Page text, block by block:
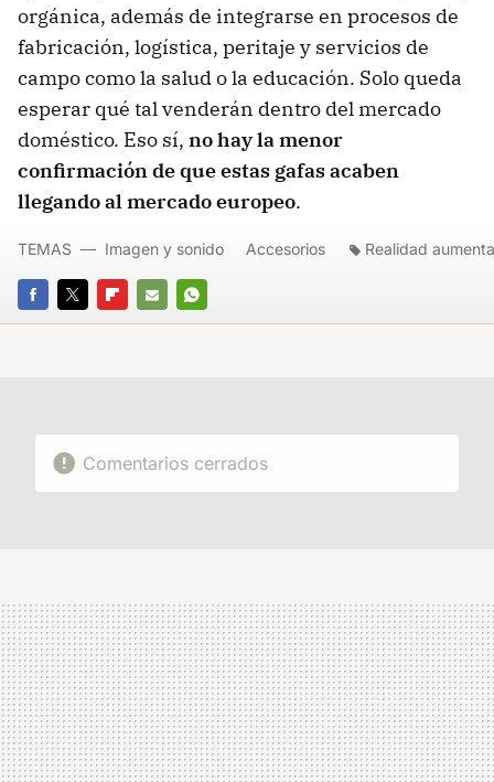
orgánica, además de integrarse en procesos de
fabricación, logística, peritaje y servicios de
campo como la salud o la educación. Solo queda
esperar qué tal venderán dentro del mercado
doméstico. Eso sí, no hay la menor
confirmación de que estas gafas acaben
llegando al mercado europeo.
FACEBOOK
TWITTERFLIPBOARD
E-
WHATSAPP
TEMAS Imagen y sonido Accesorios Realidad
Comentarios cerrados